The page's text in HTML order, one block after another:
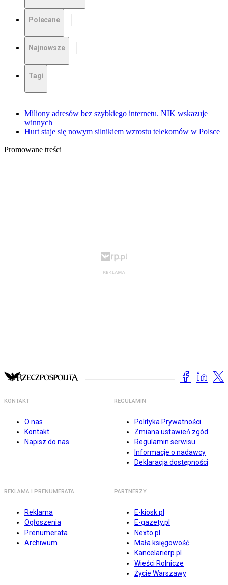
Polecane
Najnowsze
Tagi
Miliony adresów bez szybkiego internetu. NIK wskazuje
winnych
Hurt staje się nowym silnikiem wzrostu telekomów w Polsce
Promowane treści
KONTAKT
O nas
Kontakt
Napisz do nas
REGULAMIN
Polityka Prywatności
Zmiana ustawień zgód
Regulamin serwisu
Informacje o nadawcy
Deklaracja dostępności
REKLAMA I PRENUMERATA
Reklama
Ogłoszenia
Prenumerata
Archiwum
PARTNERZY
E-kiosk.pl
E-gazety.pl
Nexto.pl
Mała księgowość
Kancelarierp.pl
Wieści Rolnicze
Życie Warszawy